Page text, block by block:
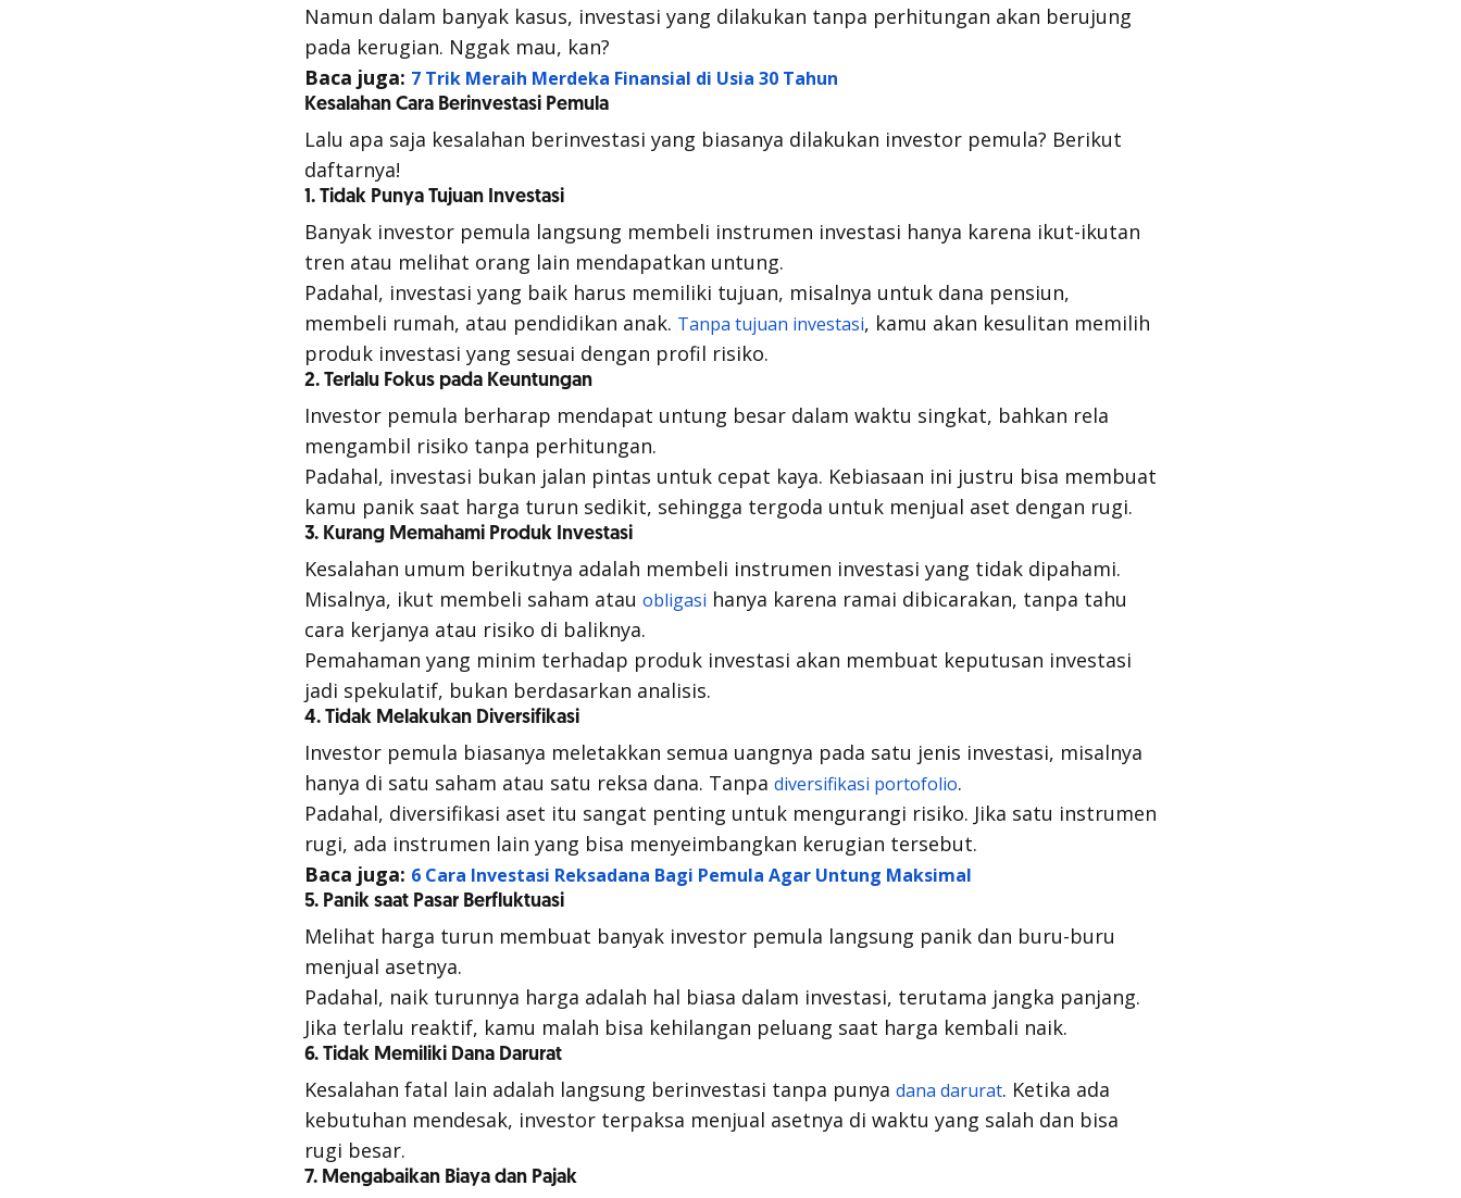
Namun dalam banyak kasus, investasi yang dilakukan tanpa perhitungan akan berujung
pada kerugian. Nggak mau, kan?
Baca juga: 7 Trik Meraih Merdeka Finansial di Usia 30 Tahun
Kesalahan Cara Berinvestasi Pemula
Lalu apa saja kesalahan berinvestasi yang biasanya dilakukan investor pemula? Berikut
daftarnya!
1. Tidak Punya Tujuan Investasi
Banyak investor pemula langsung membeli instrumen investasi hanya karena ikut-ikutan
tren atau melihat orang lain mendapatkan untung.
Padahal, investasi yang baik harus memiliki tujuan, misalnya untuk dana pensiun,
membeli rumah, atau pendidikan anak. Tanpa tujuan investasi, kamu akan kesulitan memilih
produk investasi yang sesuai dengan profil risiko.
2. Terlalu Fokus pada Keuntungan
Investor pemula berharap mendapat untung besar dalam waktu singkat, bahkan rela
mengambil risiko tanpa perhitungan.
Padahal, investasi bukan jalan pintas untuk cepat kaya. Kebiasaan ini justru bisa membuat
kamu panik saat harga turun sedikit, sehingga tergoda untuk menjual aset dengan rugi.
3. Kurang Memahami Produk Investasi
Kesalahan umum berikutnya adalah membeli instrumen investasi yang tidak dipahami.
Misalnya, ikut membeli saham atau obligasi hanya karena ramai dibicarakan, tanpa tahu
cara kerjanya atau risiko di baliknya.
Pemahaman yang minim terhadap produk investasi akan membuat keputusan investasi
jadi spekulatif, bukan berdasarkan analisis.
4. Tidak Melakukan Diversifikasi
Investor pemula biasanya meletakkan semua uangnya pada satu jenis investasi, misalnya
hanya di satu saham atau satu reksa dana. Tanpa diversifikasi portofolio.
Padahal, diversifikasi aset itu sangat penting untuk mengurangi risiko. Jika satu instrumen
rugi, ada instrumen lain yang bisa menyeimbangkan kerugian tersebut.
Baca juga: 6 Cara Investasi Reksadana Bagi Pemula Agar Untung Maksimal
5. Panik saat Pasar Berfluktuasi
Melihat harga turun membuat banyak investor pemula langsung panik dan buru-buru
menjual asetnya.
Padahal, naik turunnya harga adalah hal biasa dalam investasi, terutama jangka panjang.
Jika terlalu reaktif, kamu malah bisa kehilangan peluang saat harga kembali naik.
6. Tidak Memiliki Dana Darurat
Kesalahan fatal lain adalah langsung berinvestasi tanpa punya dana darurat. Ketika ada
kebutuhan mendesak, investor terpaksa menjual asetnya di waktu yang salah dan bisa
rugi besar.
7. Mengabaikan Biaya dan Pajak